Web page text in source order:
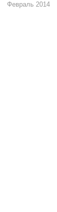
Февраль 2014